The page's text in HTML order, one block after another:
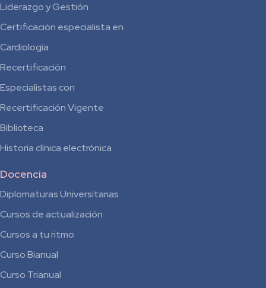
Liderazgo y Gestión
Certificación especialista en
Cardiología
Recertificación
Especialistas con
Recertificación Vigente
Biblioteca
Historia clínica electrónica
Docencia
Diplomaturas Universitarias
Cursos de actualización
Cursos a tu ritmo
Curso Bianual
para
Curso Trianual